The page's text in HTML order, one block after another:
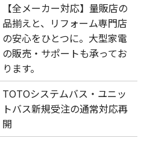
【全メーカー対応】量販店の
品揃えと、リフォーム専門店
の安心をひとつに。大型家電
の販売・サポートも承ってお
ります。
TOTOシステムバス・ユニッ
トバス新規受注の通常対応再
開